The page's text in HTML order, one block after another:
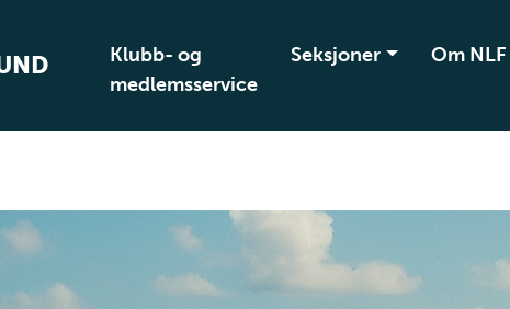
Klubb- og
medlemsservice
Seksjoner Om NLF